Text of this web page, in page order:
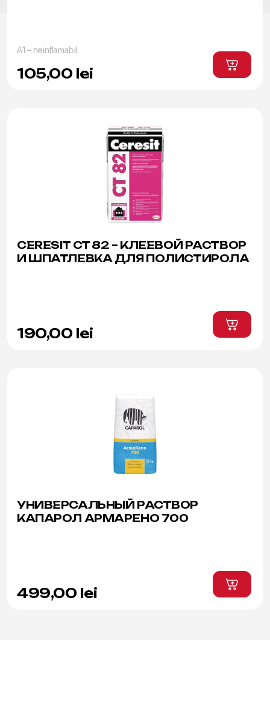
A1 – neinflamabil
105,00 lei
CERESIT CT 82 – КЛЕЕВОЙ РАСТВОР
И ШПАТЛЕВКА ДЛЯ ПОЛИСТИРОЛА
190,00 lei
УНИВЕРСАЛЬНЫЙ РАСТВОР
КАПАРОЛ АРМАРЕНО 700
499,00 lei